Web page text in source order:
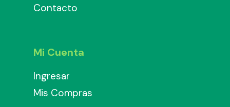
Contacto
Mi Cuenta
Ingresar
Mis Compras